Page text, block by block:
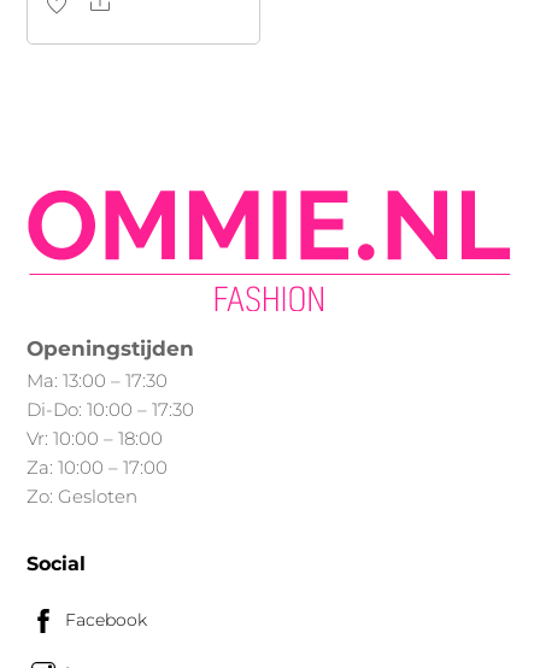
optie
kan
gekozen
de
productpagina
Openingstijden
Ma: 13:00 – 17:30
Di-Do: 10:00 – 17:30
Vr: 10:00 – 18:00
Za: 10:00 – 17:00
Zo: Gesloten
Social
Facebook